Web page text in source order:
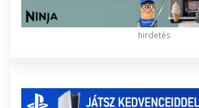
hirdetés